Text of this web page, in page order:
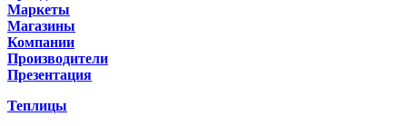
Маркеты
Магазины
Компании
Производители
Презентация
Теплицы